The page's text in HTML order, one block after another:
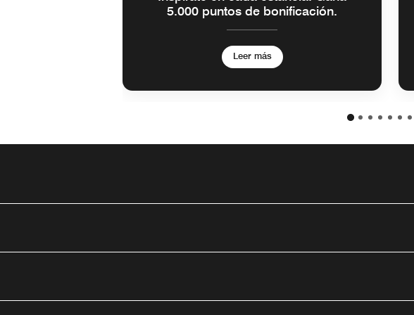
5.000 puntos de bonificación.
Leer más